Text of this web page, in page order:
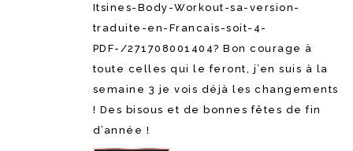
Itsines-Body-Workout-sa-version-
traduite-en-Francais-soit-4-
PDF-/271708001404? Bon courage à
toute celles qui le feront, j’en suis à la
semaine 3 je vois déjà les changements
! Des bisous et de bonnes fêtes de fin
d’année !